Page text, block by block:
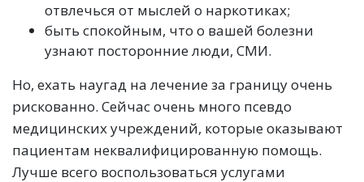
отвлечься от мыслей о наркотиках;
быть спокойным, что о вашей болезни
узнают посторонние люди, СМИ.
Но, ехать наугад на лечение за границу очень
рискованно. Сейчас очень много псевдо
медицинских учреждений, которые оказывают
пациентам неквалифицированную помощь.
Лучше всего воспользоваться услугами